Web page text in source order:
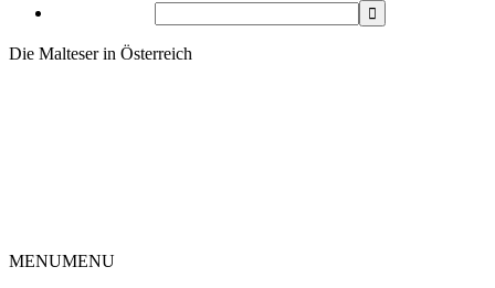
Die Malteser in Österreich
MENUMENU